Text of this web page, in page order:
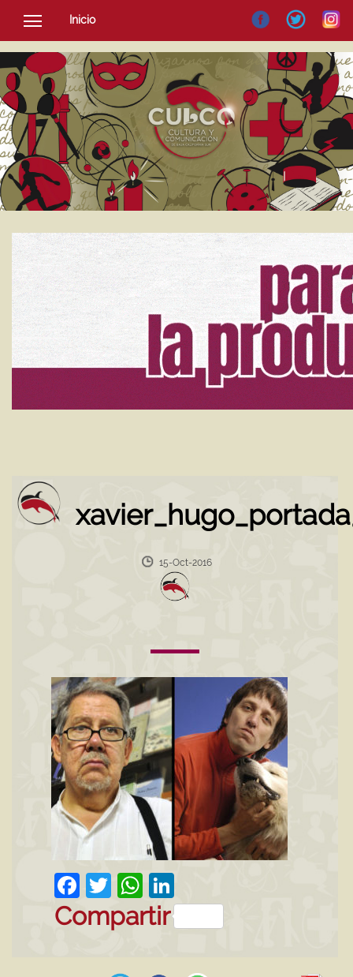
Inicio
SOCIEDAD
CULTURA
NOTICIAS
15-Oct-2016
Facebook
TwitterWhatsApp
Compartir